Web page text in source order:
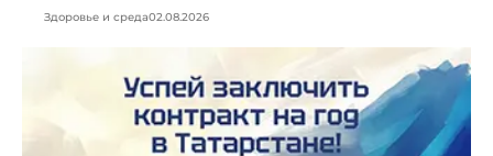
Здоровье и среда02.08.2026